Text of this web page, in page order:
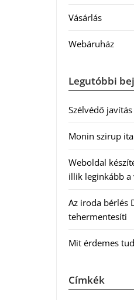
Vásárlás
Webáruház
Legutóbbi
Szélvédő
Monin szirup
Weboldal
illik leginkább a
Az iroda bérlés
tehermentesíti
Mit érdemes
Címkék